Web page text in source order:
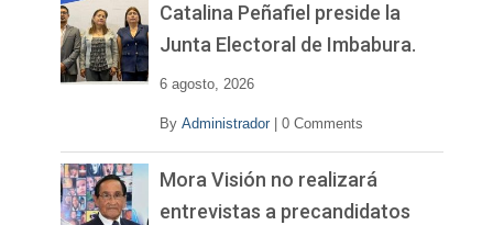
Catalina Peñafiel preside la
Junta Electoral de Imbabura.
6 agosto, 2026
By Administrador 0 Comments
Mora Visión no realizará
entrevistas a precandidatos